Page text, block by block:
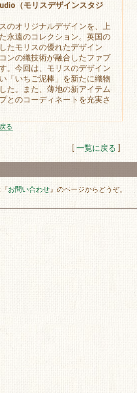
（モリスデザインスタジ
のオリジナルデザインを、上
永遠のコレクション。英国の
たモリスの優れたデザイン
ンの織技術が融合したファブ
。今回は、モリスのデザイン
「いちご泥棒」を新たに織物
た。また、薄地の新アイテム
とのコーディネートを充実さ
る
一覧に戻る
お問い合わせ』のページからどうぞ。